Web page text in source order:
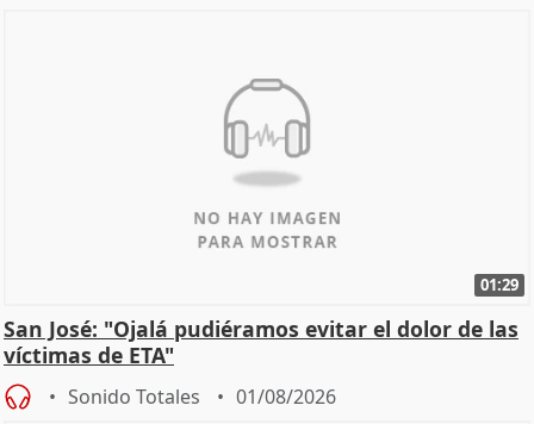
01:29
San José: "Ojalá pudiéramos evitar el dolor de las
víctimas de ETA"
Sonido Totales 01/08/2026